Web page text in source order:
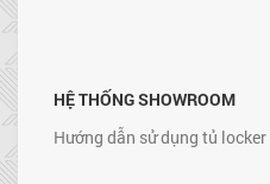
HỆ THỐNG SHOWROOM
Hướng dẫn sử dụng tủ